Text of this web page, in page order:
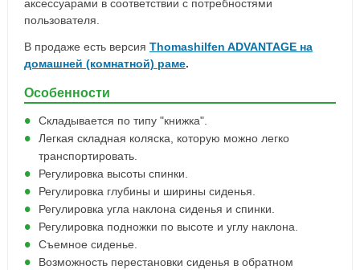
аксессуарами в соответствии с потребностями
пользователя.
В продаже есть версия Thomashilfen ADVANTAGE на
домашней (комнатной) раме.
Особенности
Складывается по типу "книжка".
Легкая складная коляска, которую можно легко
транспортировать.
Регулировка высоты спинки.
Регулировка глубины и ширины сиденья.
Регулировка угла наклона сиденья и спинки.
Регулировка подножки по высоте и углу наклона.
Съемное сиденье.
Возможность перестановки сиденья в обратном